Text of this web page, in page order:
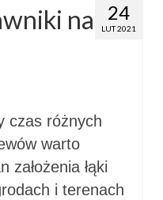
24
LUT 2021
na
czas różnych
warto
założenia łąki
i terenach